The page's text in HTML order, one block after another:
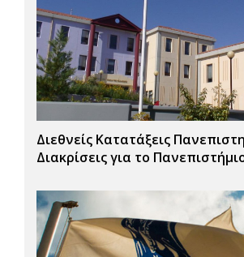
Διεθνείς Κατατάξεις
Διακρίσεις για το